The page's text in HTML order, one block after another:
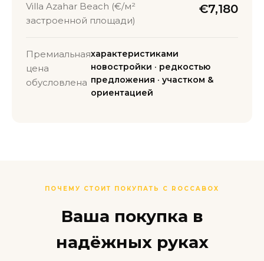
Villa Azahar Beach (€/м²
застроенной площади)
€7,180
Премиальная
цена
обусловлена
характеристиками
новостройки · редкостью
предложения · участком &
ориентацией
ПОЧЕМУ СТОИТ ПОКУПАТЬ С ROCCABOX
Ваша покупка в
надёжных руках